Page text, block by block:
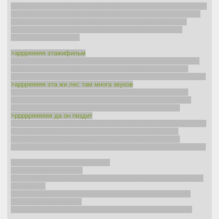
>аррряяяяя этажифильм
>аррряяяяя эта жи лес там многа звуков
>ррррряяяяяя да он пиздит